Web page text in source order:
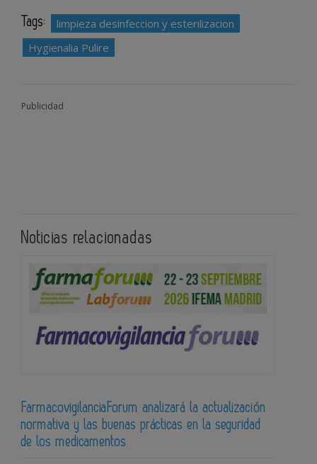
Tags:
limpieza desinfeccion y esterilizacion
Hygienalia Pulire
Publicidad
Noticias relacionadas
FarmacovigilanciaForum analizará la actualización
normativa y las buenas prácticas en la seguridad
de los medicamentos